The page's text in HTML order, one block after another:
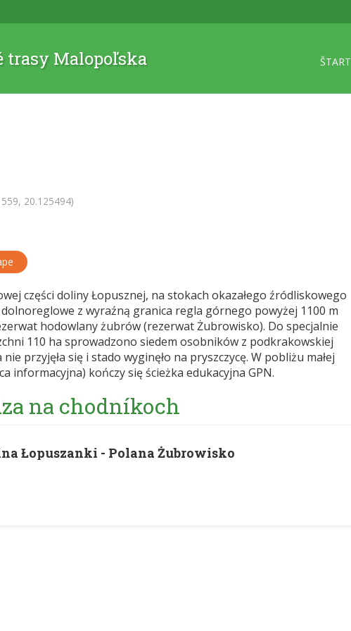
trasy Malopoľska ŠTART
20.125494)
części doliny Łopusznej, na stokach okazałego źródliskowego
dolnoreglowe z wyraźną granica regla górnego powyżej 1100 m
hodowlany żubrów (rezerwat Żubrowisko). Do specjalnie
110 ha sprowadzono siedem osobników z podkrakowskiej
przyjęła się i stado wyginęło na pryszczycę. W pobliżu małej
informacyjna) kończy się ścieżka edukacyjna GPN.
na chodníkoch
Łopuszanki - Polana Żubrowisko